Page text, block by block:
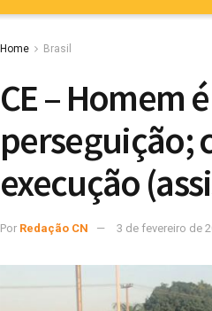
Home Brasil
CE – Homem
perseguição;
execução
Por Redação CN 3 de fevereiro de